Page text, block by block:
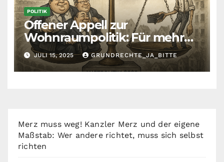
POLITIK
Offener Appell zur
Wohnraumpolitik: Für mehr
Fairness zwischen Mietern,
Vermietern und Gesetzgeber
JULI 15, 2025 GRUNDRECHTE_JA_BITTE
Merz muss weg! Kanzler Merz und der eigene
Maßstab: Wer andere richtet, muss sich selbst
richten